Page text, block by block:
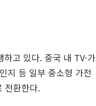
고 있다. 중국 내 TV·가
지 등 일부 중소형 가전
전환한다.